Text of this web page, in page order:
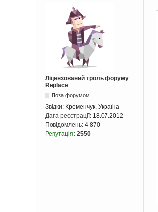
Ліцензований троль форуму
Replace
Поза форумом
Звідки: Кременчук, Україна
Дата реєстрації: 18.07.2012
Повідомлень: 4 870
Репутація: 2550